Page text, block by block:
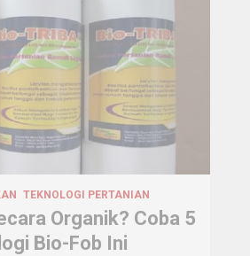
TEKNOLOGI PERTANIAN
Organik? Coba 5
Bio-Fob Ini